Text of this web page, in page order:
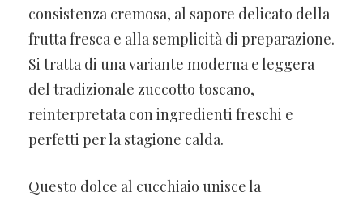
consistenza cremosa, al sapore delicato della
frutta fresca e alla semplicità di preparazione.
Si tratta di una variante moderna e leggera
del tradizionale zuccotto toscano,
reinterpretata con ingredienti freschi e
perfetti per la stagione calda.
Questo dolce al cucchiaio unisce la